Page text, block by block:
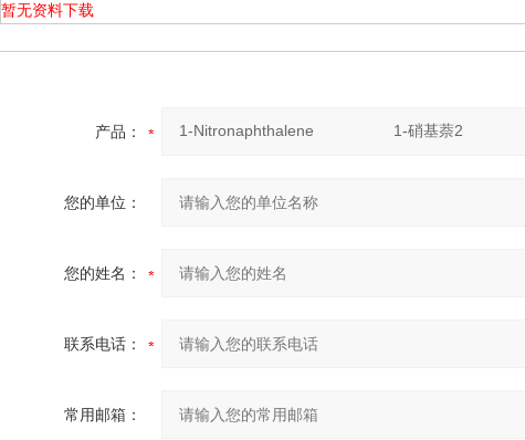
暂无资料下载
产品：
您的单位：
您的姓名：
联系电话：
常用邮箱：